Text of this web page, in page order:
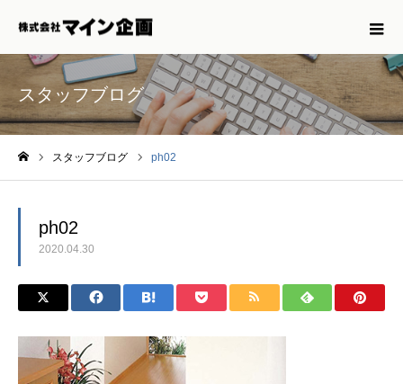
スタッフブログ
スタッフブログ ph02
ph02
2020.04.30